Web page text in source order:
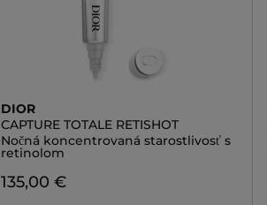
DIOR
CAPTURE TOTALE RETISHOT
Nočná koncentrovaná starostlivosť s
retinolom
135,00 €